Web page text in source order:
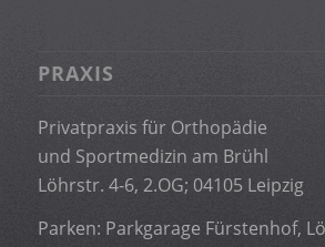
PRAXIS
Privatpraxis für Orthopädie
und Sportmedizin am Brühl
Löhrstr. 4-6, 2.OG; 04105 Leipzig
Parken: Parkgarage Fürstenhof,